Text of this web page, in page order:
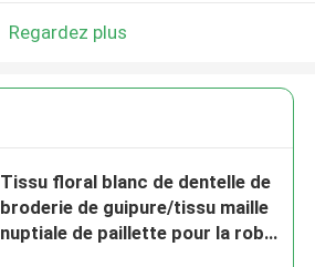
Regardez plus
Tissu floral blanc de dentelle de
broderie de guipure/tissu maille
nuptiale de paillette pour la robe